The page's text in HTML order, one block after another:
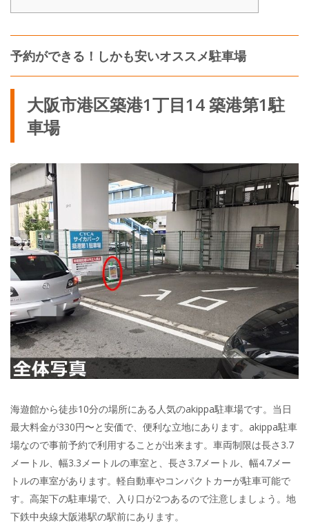
予約ができる！しかも安いオススメ駐車場
大阪市港区築港1丁目14 築港第1駐
車場
海遊館から徒歩10分の場所にある人気のakippa駐車場です。当日
最大料金が330円〜と安価で、便利な立地にあります。akippa駐車
場なので事前予約で利用することが出来ます。車両制限は長さ3.7
メートル、幅3.3メートルの車室と、長さ3.7メートル、幅4.7メー
トルの車室があります。軽自動車やコンパクトカーが駐車可能で
す。高架下の駐車場で、入り口が2つあるので注意しましょう。地
下鉄中央線大阪港駅の駅前にあります。